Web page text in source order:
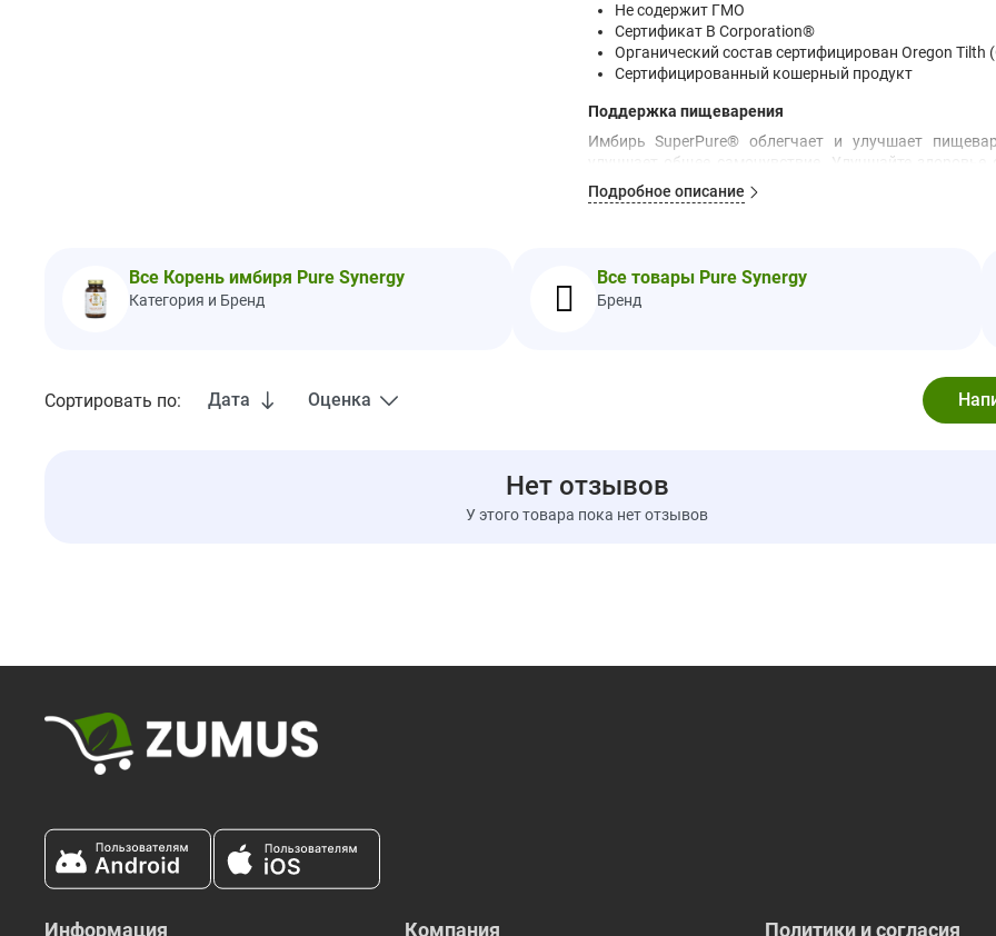
Не содержит ГМО
Сертификат B Corporation®
Органический состав сертифицирован Oregon Tilth
Сертифицированный кошерный продукт
Поддержка пищеварения
Имбирь SuperPure® облегчает и улучшает
улучшает общее самочувствие. Улучшайте
экстракта H2O и CO2, чтобы получить
целителя».
Ингредиенты
Берегите от прямых солнечных лучей и источников
Подробное описание
Все Корень имбиря Pure Synergy
Категория и Бренд
Все товары Pure Synergy
Бренд
Сортировать по: Дата Оценка
Нет отзывов
У этого товара пока нет отзывов
Информация Компания Политики и согласия